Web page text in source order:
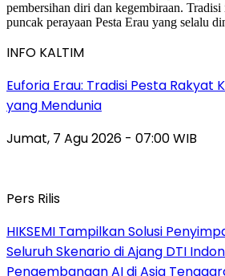
INFO KALTIM
Euforia Erau: Tradisi Pesta Rakyat
yang Mendunia
Jumat, 7 Agu 2026 - 07:00 WIB
Pers Rilis
HIKSEMI Tampilkan Solusi
Seluruh Skenario di Ajang DTI
Pengembangan AI di Asia